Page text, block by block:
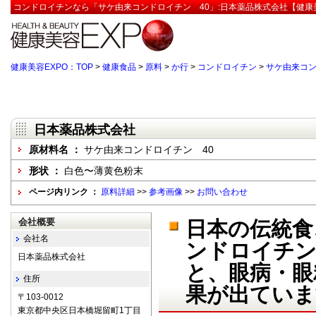
コンドロイチンなら「サケ由来コンドロイチン 40」:日本薬品株式会社【健康
健康美容EXPO：TOP > 健康食品 > 原料 > か行 > コンドロイチン > サケ由来コ
日本薬品株式会社
原材料名 ： サケ由来コンドロイチン 40
形状 ： 白色〜薄黄色粉末
ページ内リンク ： 原料詳細 >> 参考画像 >> お問い合わせ
日本の伝統
ンドロイチ
と、眼病・
果が出てい
会社概要
会社名
日本薬品株式会社
住所
〒103-0012
東京都中央区日本橋堀留町1丁目